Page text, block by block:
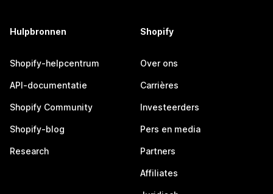
Hulpbronnen
Shopify-helpcentrum
API-documentatie
Shopify Community
Shopify-blog
Research
Shopify
Over ons
Carrières
Investeerders
Pers en media
Partners
Affiliates